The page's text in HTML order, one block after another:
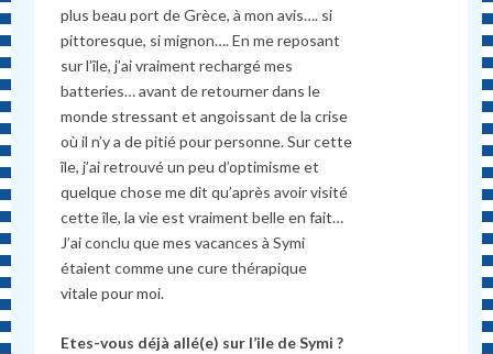
plus beau port de Grèce, à mon avis…. si
pittoresque, si mignon…. En me reposant
sur l’île, j’ai vraiment rechargé mes
batteries… avant de retourner dans le
monde stressant et angoissant de la crise
où il n’y a de pitié pour personne. Sur cette
île, j’ai retrouvé un peu d’optimisme et
quelque chose me dit qu’après avoir visité
cette île, la vie est vraiment belle en fait…
J’ai conclu que mes vacances à Symi
étaient comme une cure thérapique
vitale pour moi.
Etes-vous déjà allé(e) sur l’ile de Symi ?